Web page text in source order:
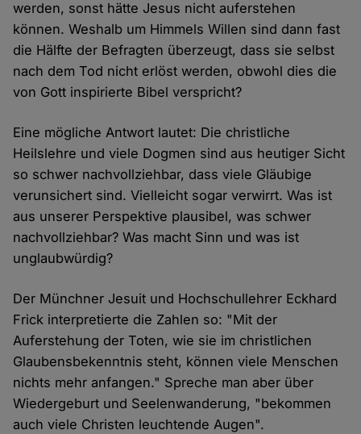
werden, sonst hätte Jesus nicht auferstehen
können. Weshalb um Himmels Willen sind dann fast
die Hälfte der Befragten überzeugt, dass sie selbst
nach dem Tod nicht erlöst werden, obwohl dies die
von Gott inspirierte Bibel verspricht?
Eine mögliche Antwort lautet: Die christliche
Heilslehre und viele Dogmen sind aus heutiger Sicht
so schwer nachvollziehbar, dass viele Gläubige
verunsichert sind. Vielleicht sogar verwirrt. Was ist
aus unserer Perspektive plausibel, was schwer
nachvollziehbar? Was macht Sinn und was ist
unglaubwürdig?
Der Münchner Jesuit und Hochschullehrer Eckhard
Frick interpretierte die Zahlen so: "Mit der
Auferstehung der Toten, wie sie im christlichen
Glaubensbekenntnis steht, können viele Menschen
nichts mehr anfangen." Spreche man aber über
Wiedergeburt und Seelenwanderung, "bekommen
auch viele Christen leuchtende Augen".